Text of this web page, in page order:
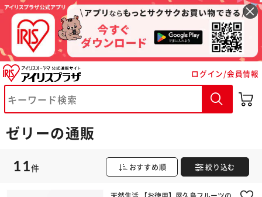
ログイン/会員情報
ゼリーの通販
11件 おすすめ順 絞り込む
天然生活 【お徳用】屋久島フルーツの
※ご確認ください
カートに入れる